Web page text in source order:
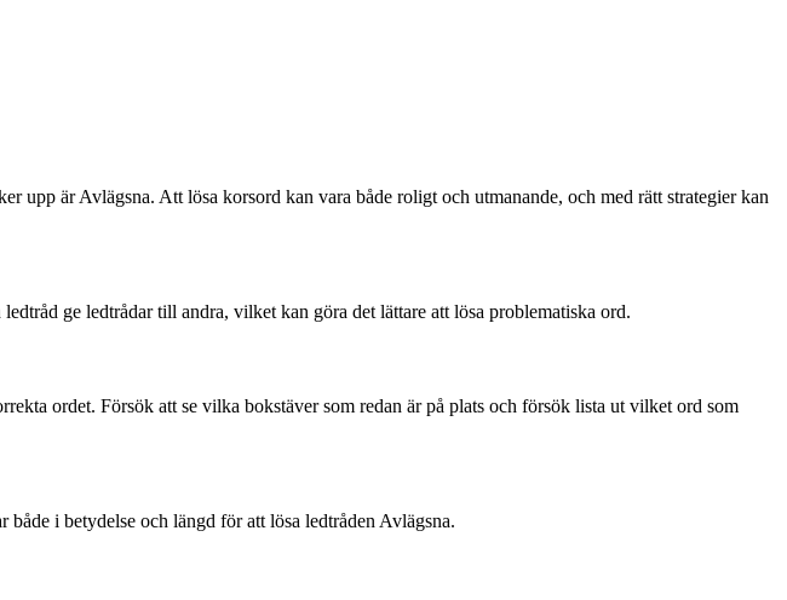
upp är Avlägsna. Att lösa korsord kan vara både roligt och utmanande, och med rätt strategier kan
ge ledtrådar till andra, vilket kan göra det lättare att lösa problematiska ord.
ordet. Försök att se vilka bokstäver som redan är på plats och försök lista ut vilket ord som
i betydelse och längd för att lösa ledtråden Avlägsna.